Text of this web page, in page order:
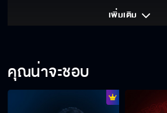
เพิ่มเติม
คุณน่าจะชอบ